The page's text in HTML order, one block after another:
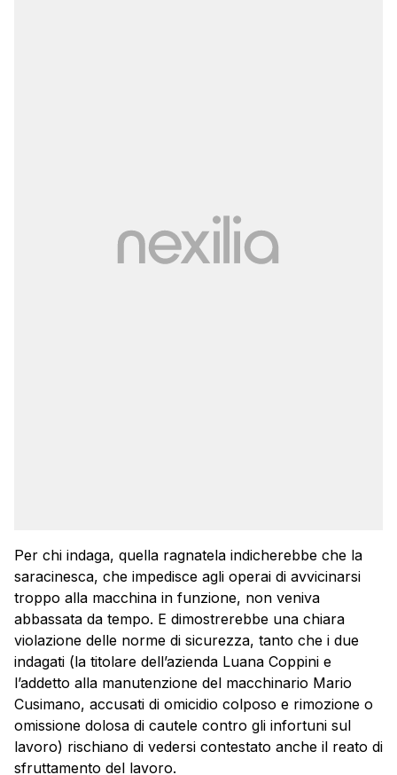
Per chi indaga, quella ragnatela indicherebbe che la
saracinesca, che impedisce agli operai di avvicinarsi
troppo alla macchina in funzione, non veniva
abbassata da tempo. E dimostrerebbe una chiara
violazione delle norme di sicurezza, tanto che i due
indagati (la titolare dell’azienda Luana Coppini e
l’addetto alla manutenzione del macchinario Mario
Cusimano, accusati di omicidio colposo e rimozione o
omissione dolosa di cautele contro gli infortuni sul
lavoro) rischiano di vedersi contestato anche il reato di
sfruttamento del lavoro.